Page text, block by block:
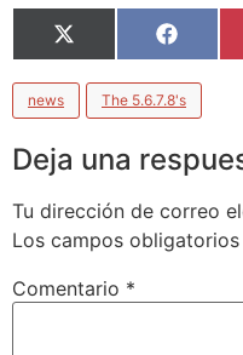
X
(Twitter)
news The 5.6.7.8's
Deja una
Tu dirección de correo
Los campos
Comentario *